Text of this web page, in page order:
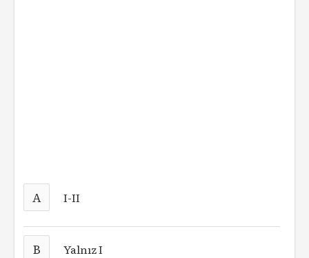
A I-II
B Yalnız I